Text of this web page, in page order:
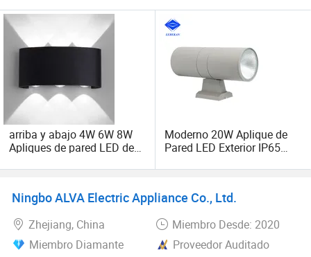
situación de ganar-ganar desde la tendencia de la
globalización económica se ha desarrollado con fuerza
irresistible.
arriba y abajo 4W 6W 8W
Apliques de pared LED de
para exteriores
Moderno 20W Aplique de
Pared LED Exterior IP65
Arriba/Abajo Carcasa de
CE/RoHS para Jardín Villa
Ningbo ALVA Electric Appliance Co., Ltd.
Zhejiang, China
Miembro Desde: 2020
Miembro Diamante
Proveedor Auditado